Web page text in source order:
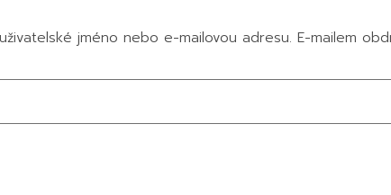
jméno nebo e-mailovou adresu. E-mailem